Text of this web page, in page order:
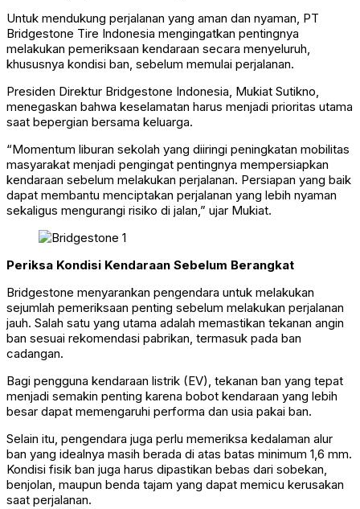
Untuk mendukung perjalanan yang aman dan nyaman, PT
Bridgestone Tire Indonesia mengingatkan pentingnya
melakukan pemeriksaan kendaraan secara menyeluruh,
khususnya kondisi ban, sebelum memulai perjalanan.
Presiden Direktur Bridgestone Indonesia, Mukiat Sutikno,
menegaskan bahwa keselamatan harus menjadi prioritas utama
saat bepergian bersama keluarga.
“Momentum liburan sekolah yang diiringi peningkatan mobilitas
masyarakat menjadi pengingat pentingnya mempersiapkan
kendaraan sebelum melakukan perjalanan. Persiapan yang baik
dapat membantu menciptakan perjalanan yang lebih nyaman
sekaligus mengurangi risiko di jalan,” ujar Mukiat.
Periksa Kondisi Kendaraan Sebelum Berangkat
Bridgestone menyarankan pengendara untuk melakukan
sejumlah pemeriksaan penting sebelum melakukan perjalanan
jauh. Salah satu yang utama adalah memastikan tekanan angin
ban sesuai rekomendasi pabrikan, termasuk pada ban
cadangan.
Bagi pengguna kendaraan listrik (EV), tekanan ban yang tepat
menjadi semakin penting karena bobot kendaraan yang lebih
besar dapat memengaruhi performa dan usia pakai ban.
Selain itu, pengendara juga perlu memeriksa kedalaman alur
ban yang idealnya masih berada di atas batas minimum 1,6 mm.
Kondisi fisik ban juga harus dipastikan bebas dari sobekan,
benjolan, maupun benda tajam yang dapat memicu kerusakan
saat perjalanan.